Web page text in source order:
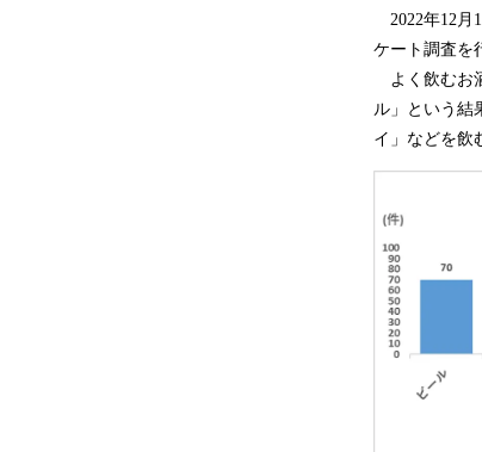
2022年12月
ケー
よく飲むお
ル」という結
イ」などを飲